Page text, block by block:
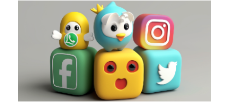
정부지원사업